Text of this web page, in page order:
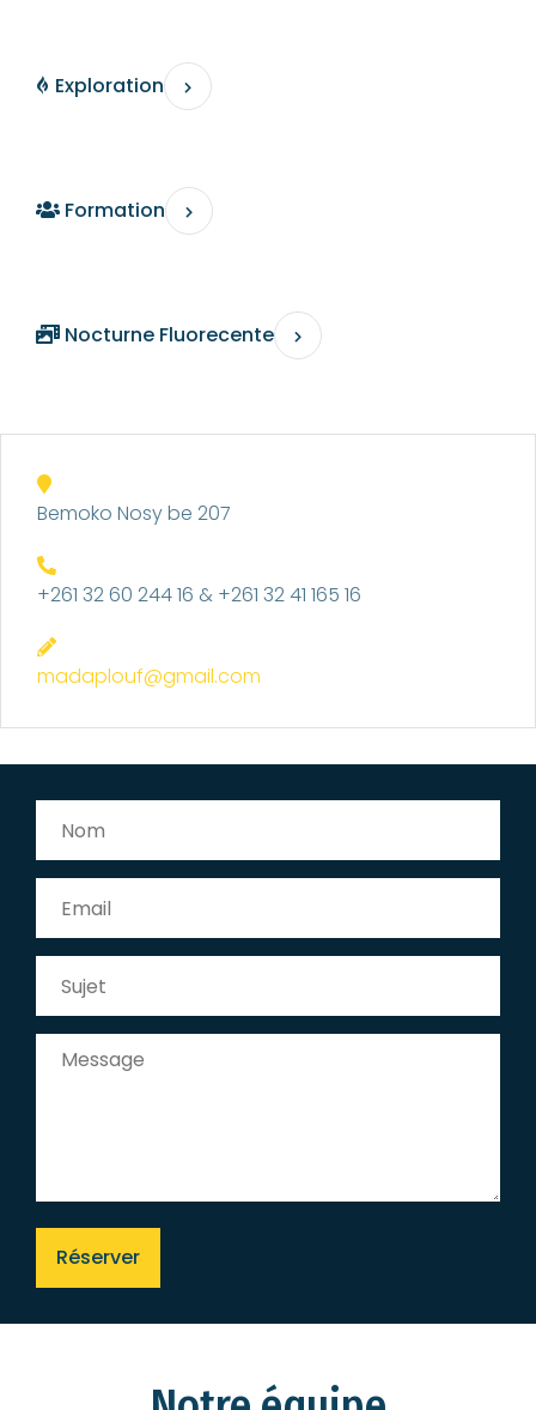
Exploration
Formation
Nocturne Fluorecente
Bemoko Nosy be 207
+261 32 60 244 16 & +261 32 41 165 16
madaplouf@gmail.com
Réserver